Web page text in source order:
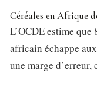
Céréales en Afrique
L’OCDE estime
africain échappe
une marge d’erreur,